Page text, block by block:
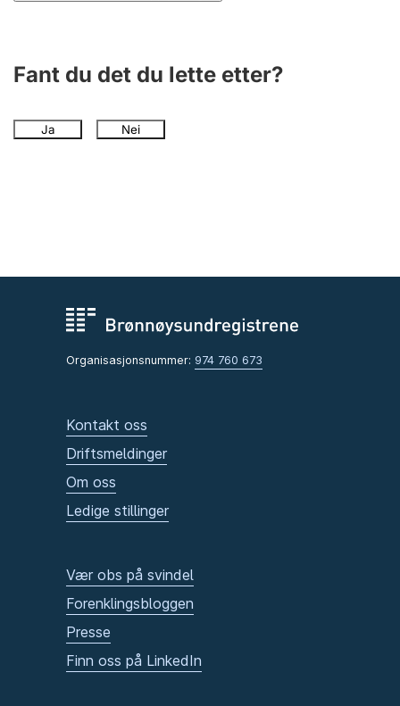
Fant du det du lette etter?
Ja Nei
Organisasjonsnummer: 974 760 673
Kontakt oss
Driftsmeldinger
Om oss
Ledige stillinger
Vær obs på svindel
Forenklingsbloggen
Presse
Finn oss på LinkedIn